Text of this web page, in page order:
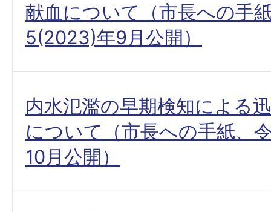
献血について（市長への手
5(2023)年9月公開）
内水氾濫の早期検知による
について（市長への手紙、
10月公開）